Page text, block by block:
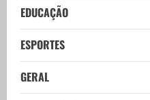
EDUCAÇÃO
ESPORTES
GERAL